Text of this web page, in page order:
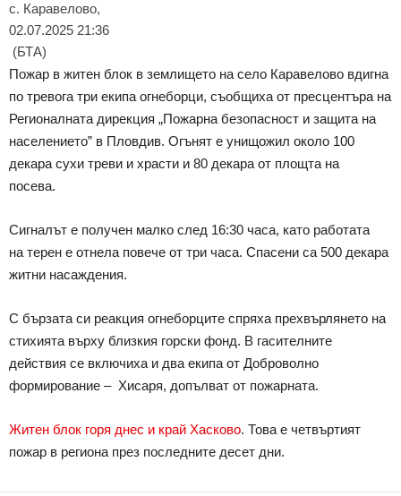
с. Каравелово,
02.07.2025 21:36
(БТА)
Пожар в житен блок в землището на село Каравелово вдигна
по тревога три екипа огнеборци, съобщиха от пресцентъра на
Регионалната дирекция „Пожарна безопасност и защита на
населението” в Пловдив. Огънят е унищожил около 100
декара сухи треви и храсти и 80 декара от площта на
посева.
Сигналът е получен малко след 16:30 часа, като работата
на терен е отнела повече от три часа. Спасени са 500 декара
житни насаждения.
С бързата си реакция огнеборците спряха прехвърлянето на
стихията върху близкия горски фонд. В гасителните
действия се включиха и два екипа от Доброволно
формирование – Хисаря, допълват от пожарната.
Житен блок горя днес и край Хасково. Това е четвъртият
пожар в региона през последните десет дни.